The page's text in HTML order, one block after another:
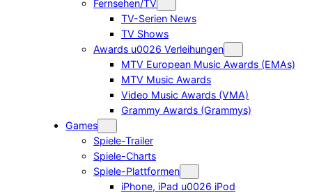
Fernsehen/TV
TV-Serien News
TV Shows
Awards u0026 Verleihungen
MTV European Music Awards (EMAs)
MTV Music Awards
Video Music Awards (VMA)
Grammy Awards (Grammys)
Games
Spiele-Trailer
Spiele-Charts
Spiele-Plattformen
iPhone, iPad u0026 iPod